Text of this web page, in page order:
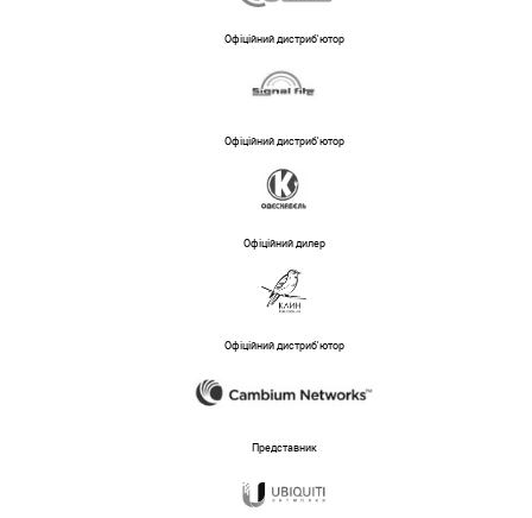
Офіційний дистриб'ютор
Офіційний дистриб'ютор
Офіційний дилер
Офіційний дистриб'ютор
Представник